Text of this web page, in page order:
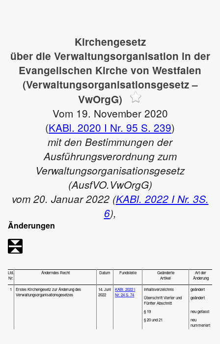
Kirchengesetz
über die Verwaltungsorganisation in der
Evangelischen Kirche von Westfalen
(Verwaltungsorganisationsgesetz –
VwOrgG)
Vom 19. November 2020
(KABl. 2020 I Nr. 95 S. 239)
mit den Bestimmungen der
Ausführungsverordnung zum
Verwaltungsorganisationsgesetz
(AusfVO.VwOrgG)
vom 20. Januar 2022 (KABl. 2022 I Nr. 3S.
6),
Änderungen
Lfd.
Nr.
Änderndes Recht Datum Fundstelle
Geänderte
Artikel
Art der
Änderung
1
Erstes Kirchengesetz zur Änderung des
Verwaltungsorganisationsgesetzes
14. Juni
2022
KABl. 2022 I
Nr. 24S. 74
Inhaltsverzeichnis
geändert
Überschrift Vierter und
Fünfter Abschnitt
geändert
§ 19
neu gefasst
§ 20 und 21
neu
nummeriert